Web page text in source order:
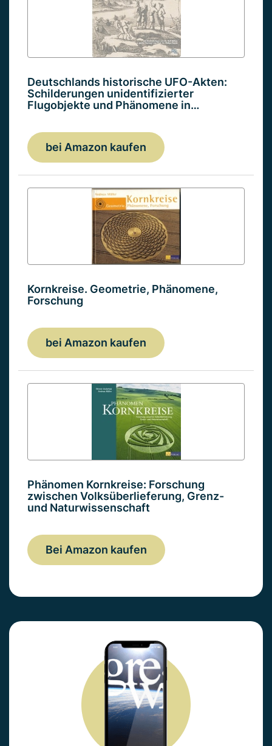
Deutschlands historische UFO-Akten:
Schilderungen unidentifizierter
Flugobjekte und Phänomene in…
bei Amazon kaufen
Kornkreise. Geometrie, Phänomene,
Forschung
bei Amazon kaufen
Phänomen Kornkreise: Forschung
zwischen Volksüberlieferung, Grenz-
und Naturwissenschaft
Bei Amazon kaufen